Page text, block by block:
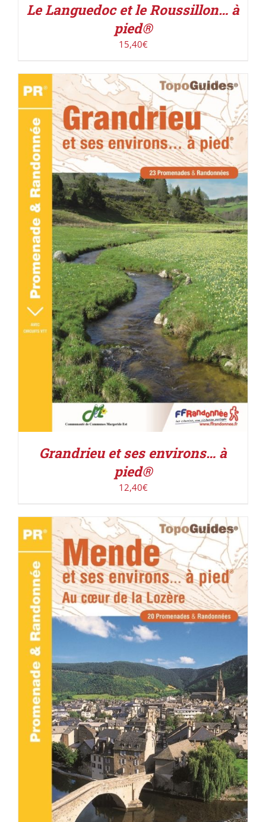
Le Languedoc et le Roussillon… à
pied®
15,40€
ACHETER LE PRODUIT / DÉTAILS
Grandrieu et ses environs… à
pied®
12,40€
ACHETER LE PRODUIT / DÉTAILS